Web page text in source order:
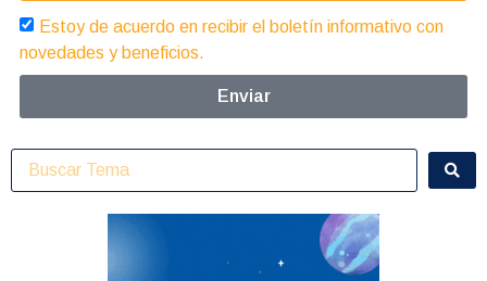
Estoy de acuerdo en recibir el boletín informativo con
novedades y beneficios.
Enviar